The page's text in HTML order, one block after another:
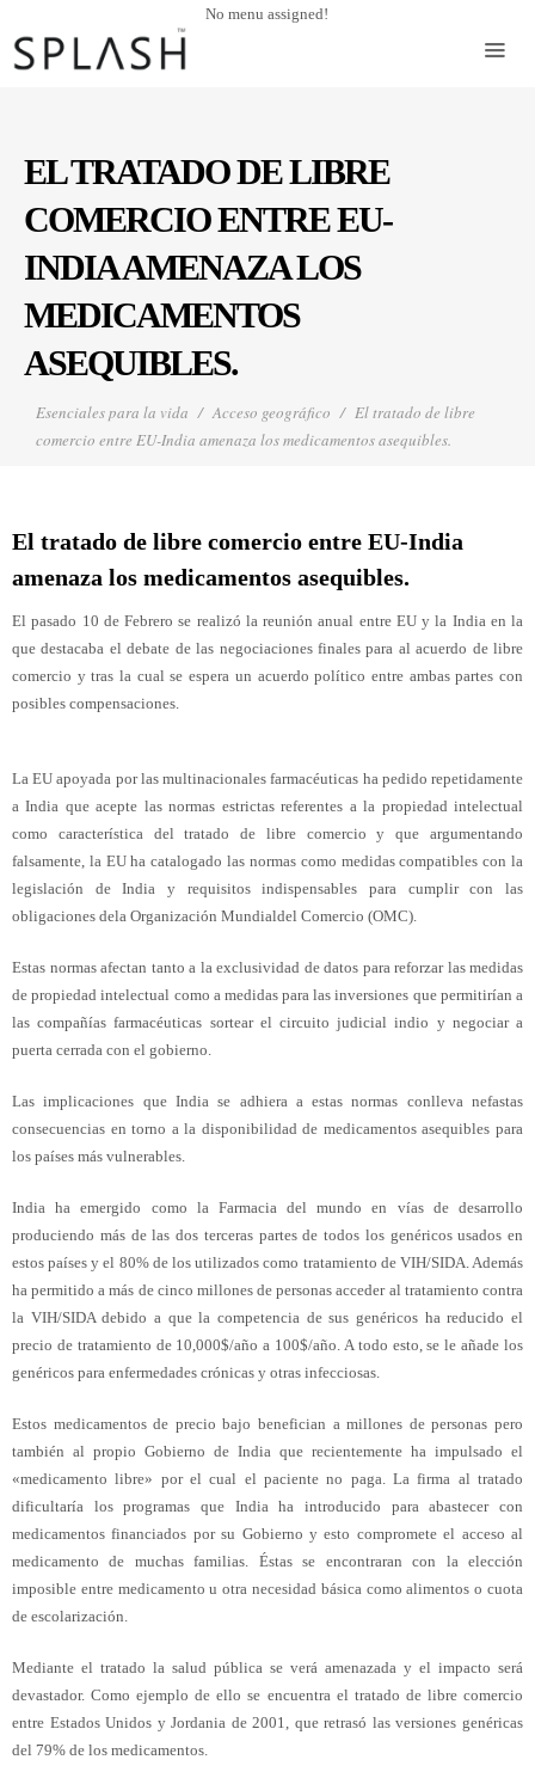
No menu assigned!
EL TRATADO DE LIBRE
COMERCIO ENTRE EU-
INDIA AMENAZA LOS
MEDICAMENTOS
ASEQUIBLES.
Esenciales para la vida Acceso geográfico
El tratado de libre
comercio entre EU-India amenaza los medicamentos asequibles.
El tratado de libre comercio entre EU-India
amenaza los medicamentos asequibles.
El pasado 10 de Febrero se realizó la reunión anual entre EU y la India en la
que destacaba el debate de las negociaciones finales para al acuerdo de libre
comercio y tras la cual se espera un acuerdo político entre ambas partes con
posibles compensaciones.
La EU apoyada por las multinacionales farmacéuticas ha pedido repetidamente
a India que acepte las normas estrictas referentes a la propiedad intelectual
como característica del tratado de libre comercio y que argumentando
falsamente, la EU ha catalogado las normas como medidas compatibles con la
legislación de India y requisitos indispensables para cumplir con las
obligaciones dela Organización Mundialdel Comercio (OMC).
Estas normas afectan tanto a la exclusividad de datos para reforzar las medidas
de propiedad intelectual como a medidas para las inversiones que permitirían a
las compañías farmacéuticas sortear el circuito judicial indio y negociar a
puerta cerrada con el gobierno.
Las implicaciones que India se adhiera a estas normas conlleva nefastas
consecuencias en torno a la disponibilidad de medicamentos asequibles para
los países más vulnerables.
India ha emergido como la Farmacia del mundo en vías de desarrollo
produciendo más de las dos terceras partes de todos los genéricos usados en
estos países y el 80% de los utilizados como tratamiento de VIH/SIDA. Además
ha permitido a más de cinco millones de personas acceder al tratamiento contra
la VIH/SIDA debido a que la competencia de sus genéricos ha reducido el
precio de tratamiento de 10,000$/año a 100$/año. A todo esto, se le añade los
genéricos para enfermedades crónicas y otras infecciosas.
Estos medicamentos de precio bajo benefician a millones de personas pero
también al propio Gobierno de India que recientemente ha impulsado el
«medicamento libre» por el cual el paciente no paga. La firma al tratado
dificultaría los programas que India ha introducido para abastecer con
medicamentos financiados por su Gobierno y esto compromete el acceso al
medicamento de muchas familias. Éstas se encontraran con la elección
imposible entre medicamento u otra necesidad básica como alimentos o cuota
de escolarización.
Mediante el tratado la salud pública se verá amenazada y el impacto será
devastador. Como ejemplo de ello se encuentra el tratado de libre comercio
entre Estados Unidos y Jordania de 2001, que retrasó las versiones genéricas
del 79% de los medicamentos.